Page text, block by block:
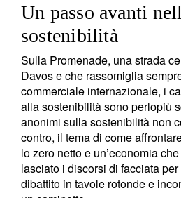
Un passo avanti
sostenibilità
Sulla Promenade, una strada
Davos e che rassomiglia
commerciale internazionale, i
alla sostenibilità sono perlopiù
anonimi sulla sostenibilità non
contro, il tema di come
lo zero netto e un’economia
lasciato i discorsi di facciata
dibattito in tavole rotonde e